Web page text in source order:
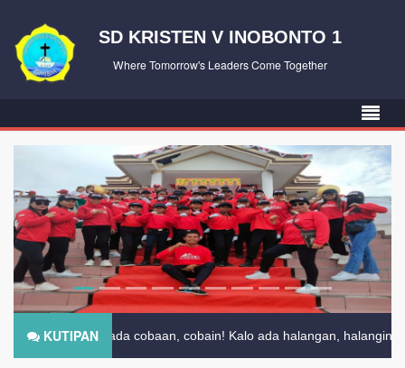
SD KRISTEN V INOBONTO 1
Where Tomorrow's Leaders Come Together
KUTIPAN
Kalo ada cobaan, cobain! Kalo ada halangan, halangin! Kalo ada